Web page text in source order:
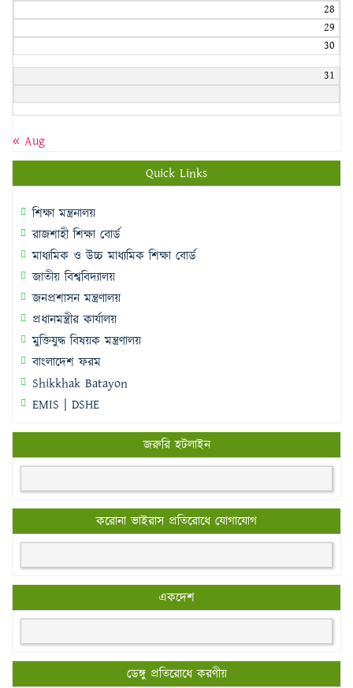
28
29
30
31
« Aug
Quick Links
শিক্ষা মন্ত্রনালয়
রাজশাহী শিক্ষা বোর্ড
মাধ্যমিক ও উচ্চ মাধ্যমিক শিক্ষা বোর্ড
জাতীয় বিশ্ববিদ্যালয়
জনপ্রশাসন মন্ত্রণালয়
প্রধানমন্ত্রীর কার্যালয়
মুক্তিযুদ্ধ বিষয়ক মন্ত্রণালয়
বাংলাদেশ ফরম
Shikkhak Batayon
EMIS | DSHE
জরুরি হটলাইন
করোনা ভাইরাস প্রতিরোধে যোগাযোগ
একদেশ
ডেঙ্গু প্রতিরোধে করণীয়